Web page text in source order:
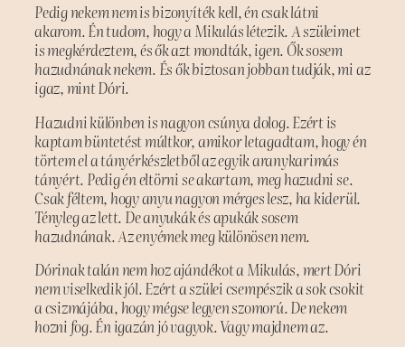
Pedig nekem nem is bizonyíték kell, én csak látni
akarom. Én tudom, hogy a Mikulás létezik. A szüleimet
is megkérdeztem, és ők azt mondták, igen. Ők sosem
hazudnának nekem. És ők biztosan jobban tudják, mi az
igaz, mint Dóri.
Hazudni különben is nagyon csúnya dolog. Ezért is
kaptam büntetést múltkor, amikor letagadtam, hogy én
törtem el a tányérkészletből az egyik aranykarimás
tányért. Pedig én eltörni se akartam, meg hazudni se.
Csak féltem, hogy anyu nagyon mérges lesz, ha kiderül.
Tényleg az lett. De anyukák és apukák sosem
hazudnának. Az enyémek meg különösen nem.
Dórinak talán nem hoz ajándékot a Mikulás, mert Dóri
nem viselkedik jól. Ezért a szülei csempészik a sok csokit
a csizmájába, hogy mégse legyen szomorú. De nekem
hozni fog. Én igazán jó vagyok. Vagy majdnem az.